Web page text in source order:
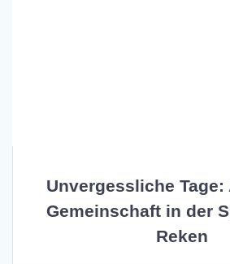
Unvergessliche
Gemeinschaft in der
Reken